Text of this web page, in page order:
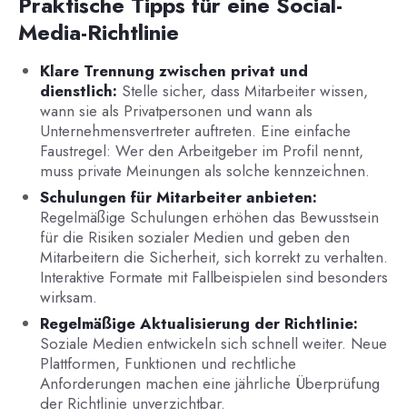
Media-Richtlinie
Klare Trennung zwischen privat und
dienstlich: Stelle sicher, dass Mitarbeiter wissen,
wann sie als Privatpersonen und wann als
Unternehmensvertreter auftreten. Eine einfache
Faustregel: Wer den Arbeitgeber im Profil nennt,
muss private Meinungen als solche kennzeichnen.
Schulungen für Mitarbeiter anbieten:
Regelmäßige Schulungen erhöhen das Bewusstsein
für die Risiken sozialer Medien und geben den
Mitarbeitern die Sicherheit, sich korrekt zu verhalten.
Interaktive Formate mit Fallbeispielen sind besonders
wirksam.
Regelmäßige Aktualisierung der Richtlinie:
Soziale Medien entwickeln sich schnell weiter. Neue
Plattformen, Funktionen und rechtliche
Anforderungen machen eine jährliche Überprüfung
der Richtlinie unverzichtbar.